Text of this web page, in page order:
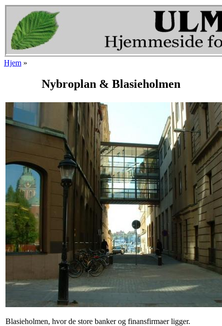
Gå til hovedindhold
Hjem »
Nybroplan & Blasieholmen
Blasieholmen, hvor de store banker og finansfirmaer ligger.